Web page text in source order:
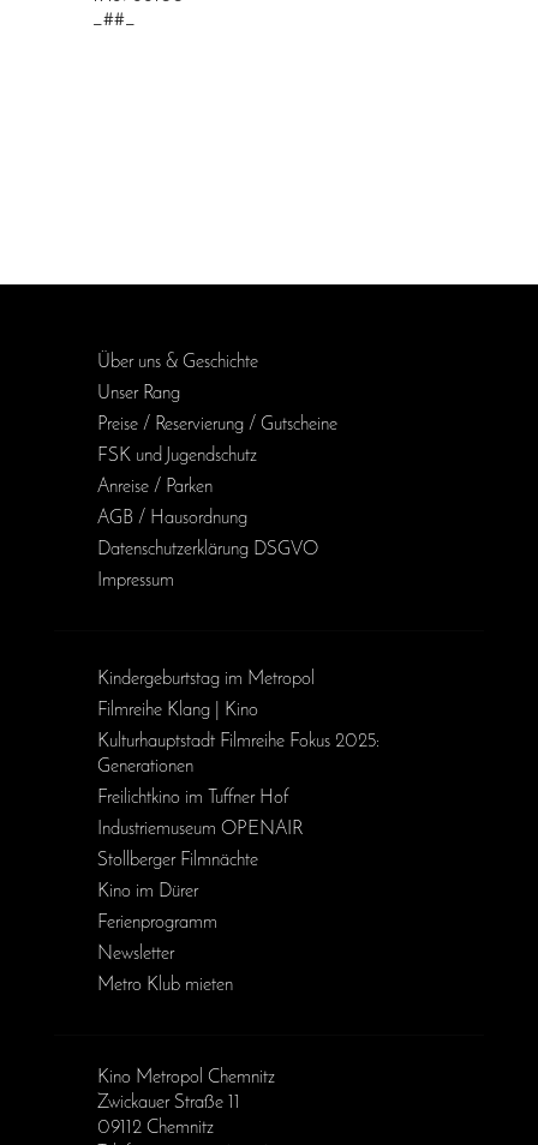
_##_
Über uns & Geschichte
Unser Rang
Preise / Reservierung / Gutscheine
FSK und Jugendschutz
Anreise / Parken
AGB / Haus­ordnung
Daten­schutz­erklärung DSGVO
Impressum
Kinder­geburts­tag im Metropol
Filmreihe Klang | Kino
Kulturhauptstadt Filmreihe Fokus 2025:
Generationen
Freilichtkino im Tuffner Hof
Industriemuseum OPENAIR
Stollberger Filmnächte
Kino im Dürer
Ferienprogramm
Newsletter
Metro Klub mieten
Kino Metropol Chemnitz
Zwickauer Straße 11
09112 Chemnitz